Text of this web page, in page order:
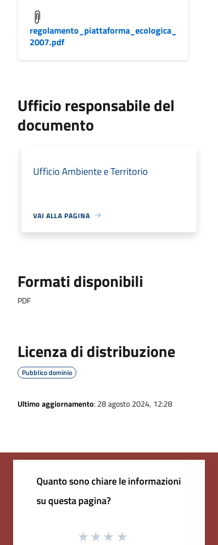
regolamento_piattaforma_ecologica_
2007.pdf
Ufficio responsabile del
documento
Ufficio Ambiente e Territorio
VAI ALLA PAGINA
Formati disponibili
PDF
Licenza di distribuzione
Pubblico dominio
Ultimo aggiornamento: 28 agosto 2024, 12:28
Quanto sono chiare le informazioni
su questa pagina?